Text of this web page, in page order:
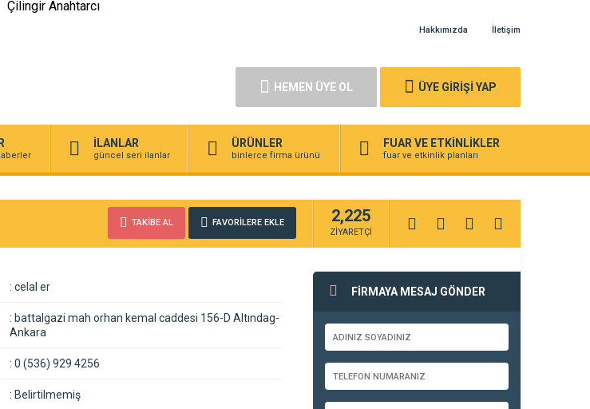
Çilingir Anahtarcı
Hakkımızda İletişim
HEMEN ÜYE OL ÜYE GİRİŞİ YAP
İLANLAR
güncel seri ilanlar
ÜRÜNLER
binlerce firma ürünü
FUAR VE ETKİNLİKLER
fuar ve etkinlik planları
TAKİBE AL FAVORİLERE EKLE 2,225
ZİYARETÇİ
: celal er
: battalgazi mah orhan kemal caddesi 156-D Altındag-
Ankara
: 0 (536) 929 4256
: Belirtilmemiş
FİRMAYA MESAJ GÖNDER